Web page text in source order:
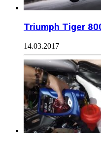
Triumph Tiger
14.03.2017